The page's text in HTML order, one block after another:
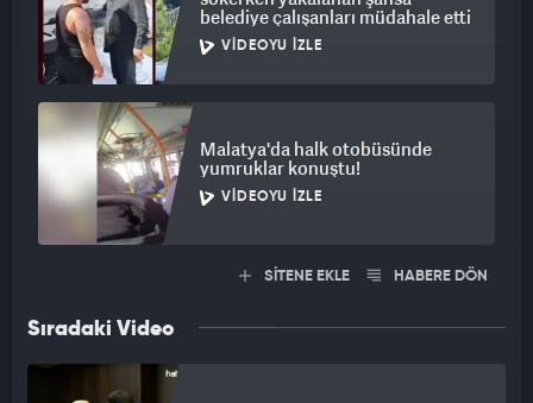
belediye çalışanları müdahale etti
VIDEOYU İZLE
Malatya'da halk otobüsünde
yumruklar konuştu!
VIDEOYU İZLE
SİTENE EKLE HABERE DÖN
Sıradaki Video